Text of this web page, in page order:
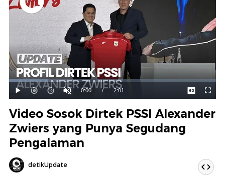
Mainkan
Suara
Hidup
Waktu
ini
0:00 / Durasi
2:01
Dimuat:
18.79%
Video Sosok Dirtek PSSI Alexander
Zwiers yang Punya Segudang
Pengalaman
detikUpdate